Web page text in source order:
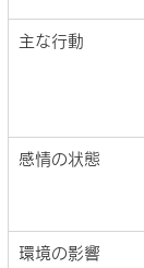
主な行動
感情の状態
環境の影響